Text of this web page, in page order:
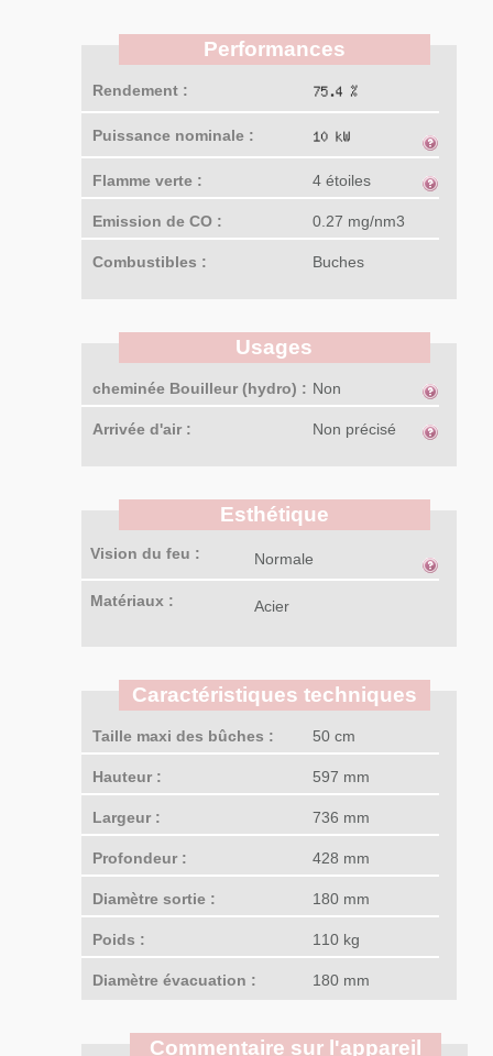
Performances
Rendement :
Puissance nominale :
Flamme verte : 4 étoiles
Emission de CO : 0.27 mg/nm3
Combustibles : Buches
Usages
cheminée Bouilleur (hydro) : Non
Arrivée d'air : Non précisé
Esthétique
Vision du feu : Normale
Matériaux : Acier
Caractéristiques techniques
Taille maxi des bûches : 50 cm
Hauteur : 597 mm
Largeur : 736 mm
Profondeur : 428 mm
Diamètre sortie : 180 mm
Poids : 110 kg
Diamètre évacuation : 180 mm
Commentaire sur l'appareil